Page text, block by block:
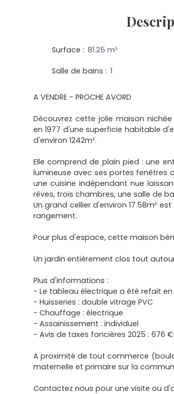
Surface : 81.25 m²
Salle de bains : 1
A VENDRE - PROCHE AVORD
Découvrez cette jolie maison
en 1977 d'une superficie habitable
d'environ 1242m².
Elle comprend de plain pied : une
lumineuse avec ses portes fenêtres
une cuisine indépendant nue
rêves, trois chambres, une salle de
Un grand cellier d'environ 17.58m²
rangement.
Pour plus d'espace, cette maison
Un jardin entièrement clos tout
Plus d'informations :
- Le tableau électrique a été refait en
- Huisseries : double vitrage PVC
- Chauffage : électrique
- Assainissement : individuel
- Avis de taxes foncières 2025 : 676 €
A proximité de tout commerce
maternelle et primaire sur la
Contactez nous pour une visite ou